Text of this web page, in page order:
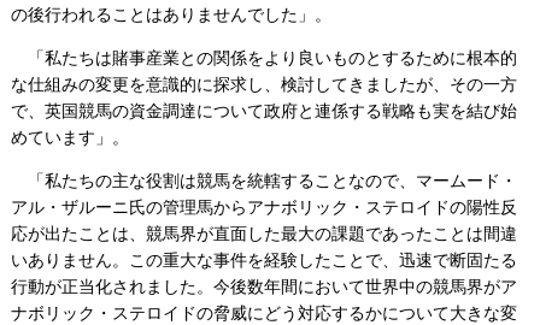
の後行われることはありませんでした」。
「私たちは賭事産業との関係をより良いものとするために根本的
な仕組みの変更を意識的に探求し、検討してきましたが、その一方
で、英国競馬の資金調達について政府と連係する戦略も実を結び始
めています」。
「私たちの主な役割は競馬を統轄することなので、マームード・
アル・ザルーニ氏の管理馬からアナボリック・ステロイドの陽性反
応が出たことは、競馬界が直面した最大の課題であったことは間違
いありません。この重大な事件を経験したことで、迅速で断固たる
行動が正当化されました。今後数年間において世界中の競馬界がア
ナボリック・ステロイドの脅威にどう対応するかについて大きな変